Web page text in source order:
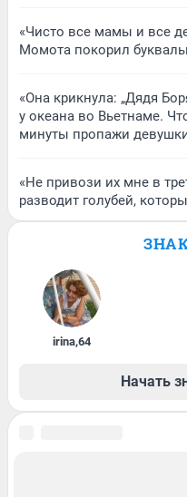
«Чисто все мамы и все
Момота покорил
«Она крикнула: „Дядя
у океана во Вьетнаме.
минуты пропажи
«Не привози их мне в
разводит голубей,
irina,64
Начать